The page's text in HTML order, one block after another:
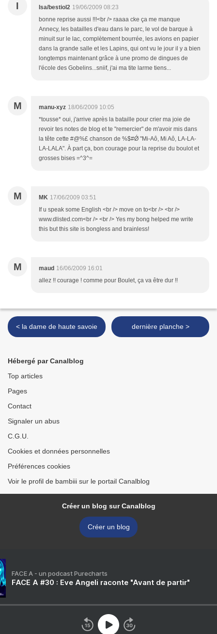
I Isa/bestiol2 19/06/2009 08:23
bonne reprise aussi !!!<br /> raaaa cke ça me manque
Annecy, les batailles d'eau dans le parc, le vol de barque à
minuit sur le lac, complètement bourrée, les avions en papier
dans la grande salle et les Lapins, qui ont vu le jour il y a bien
longtemps maintenant grâce à une promo de dingues de
l'école des Gobelins...sniif, j'ai ma tite larme tiens...
M manu-xyz 18/06/2009 10:05
*tousse* oui, j'arrive après la bataille pour crier ma joie de
revoir tes notes de blog et te "remercier" de m'avoir mis dans
la tête cette #@%£ chanson de %$#Ǿ "Mi-Aô, Mi Aô, LA-LA-
LA-LALA". À part ça, bon courage pour la reprise du boulot et
grosses bises =^3^=
M MK 17/06/2009 03:51
If u speak some English <br /> move on to<br /> <br />
www.dlisted.com<br /> <br /> Yes my bong helped me write
this but this site is bongless and brainless!
M maud 16/06/2009 16:01
allez !! courage ! comme pour Boulet, ça va être dur !!
< la dame de haute savoie dernière planche >
Hébergé par Canalblog
Top articles
Pages
Contact
Signaler un abus
C.G.U.
Cookies et données personnelles
Préférences cookies
Voir le profil de bambiii sur le portail Canalblog
Créer un blog sur Canalblog
Créer un blog
FACE A - un podcast Purecharts
FACE A #30 : Eve Angeli raconte "Avant de partir"